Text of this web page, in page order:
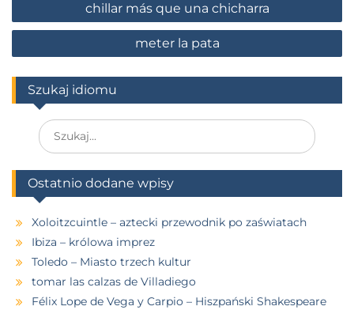
chillar más que una chicharra
meter la pata
Szukaj idiomu
Ostatnio dodane wpisy
Xoloitzcuintle – aztecki przewodnik po zaświatach
Ibiza – królowa imprez
Toledo – Miasto trzech kultur
tomar las calzas de Villadiego
Félix Lope de Vega y Carpio – Hiszpański Shakespeare